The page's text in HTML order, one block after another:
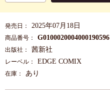
発売日： 2025年07月18日
商品番号： G0100020004000190596
出版社： 茜新社
レーベル： EDGE COMIX
在庫： あり